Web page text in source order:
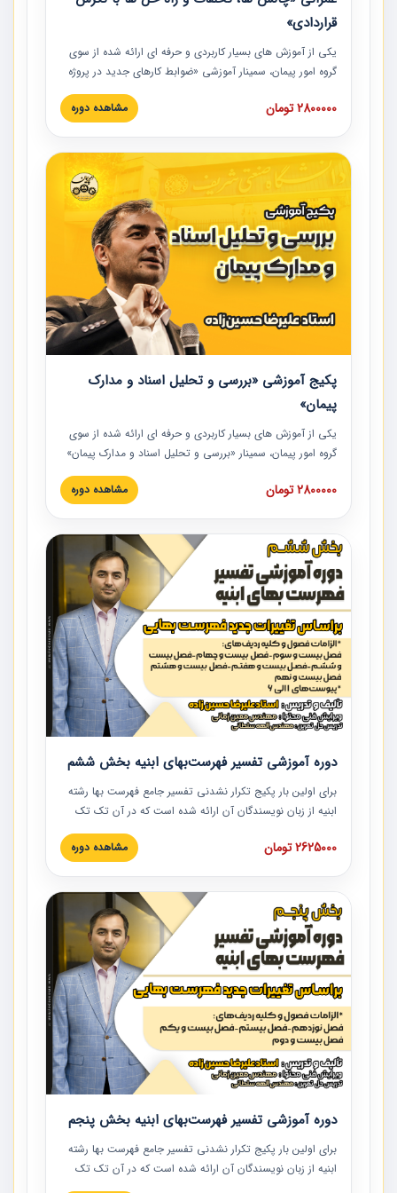
قراردادی»
یکی از آموزش‏‏‏‏‏‏ های بسیار کاربردی و حرفه‏ ای ارائه شده از سوی
گروه امور پیمان، سمینار آموزشی «ضوابط کارهای جدید در پروژه
های عمرانی» چالش ها، تخلفات و راه حل ها با نگرش قراردادی
است که در محل سندیکای شرکت های ساختمانی کشور ارائه شد.
مدارک پیمان به همراه تجربیات عملی ارائه شده است.
2800000 تومان مشاهده دوره
پکیج آموزشی «بررسی و تحلیل اسناد و مدارک
پیمان»
یکی از آموزش‏‏‏‏‏‏ های بسیار کاربردی و حرفه‏ ای ارائه شده از سوی
گروه امور پیمان، سمینار «بررسی و تحلیل اسناد و مدارک پیمان»
است که در دانشگاه صنعتی شریف ارائه شد. در این آموزش
نکات کلیدی مربوط به اسناد و مدارک پیمان، اولویت بندی اسناد
پیمان به همراه تجربیات عملی در این خصوص ارائه شده است.
2800000 تومان مشاهده دوره
دوره آموزشی تفسیر فهرست‌بهای ابنیه بخش ششم
برای اولین بار پکیج تکرار نشدنی تفسیر جامع فهرست بها رشته
ابنیه از زبان نویسندگان آن ارائه شده است که در آن تک تک
ردیف ها و مطالب فهرست بها تفسیر و ارائه شده است. این
دوره به صورت کامل تصویری بوده و به همراه تصاویر عملیات
دوره با کلام مهندس علیرضاحسین‌زاده مدیر پروژه مهندسی
مشاور در امر بازنگری فهرست بها رشته ابنیه ارائه شده و به تمام
همکارانی که در حوزه صنعت ساخت در حال فعالیت هستند حتما
توصیه می کنیم از مطالب این دوره استفاده نمایند.
2625000 تومان مشاهده دوره
دوره آموزشی تفسیر فهرست‌بهای ابنیه بخش پنجم
برای اولین بار پکیج تکرار نشدنی تفسیر جامع فهرست بها رشته
ابنیه از زبان نویسندگان آن ارائه شده است که در آن تک تک
ردیف ها و مطالب فهرست بها تفسیر و ارائه شده است. این